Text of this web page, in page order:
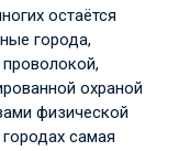
остаётся
города,
охраной
физической
самая